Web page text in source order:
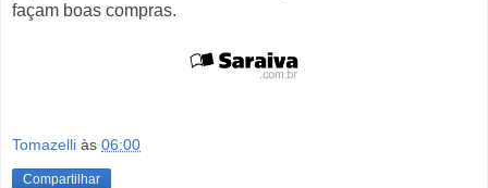
façam boas compras.
Tomazelli às 06:00
Compartilhar